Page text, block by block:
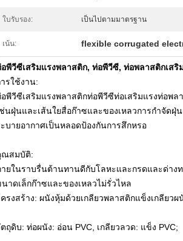
ใบรับรอง: เป็นไปตามมาตรฐาน
เน้น: flexible corrugated
พีวีซีเสริมแรงพลาสติก, ท่อพีวีซี, ท่อพลาสติกเสริ
รใช้งาน:
พีวีซีเสริมแรงพลาสติกท่อพีวีซีท่อเสริมแรงท่อพ
นฝุ่นและเส้นใยสื่อก๊าซและของเหลวการกำจัด
บายอากาศเป็นหลอดป้องกันการสึกหรอ
ณสมบัติ:
ยในราบรื่นต้านทานดีกับโลหะและกรดและด่า
าดเล็กก๊าซและของเหลวไม่รั่วไหล
รงสร้าง: ผนังหุ้มด้วยเกลียวพลาสติกแข็งเกลียวผ
ถุดิบ: ท่อผนัง: อ่อน PVC, เกลียวลวด: แข็ง PVC;